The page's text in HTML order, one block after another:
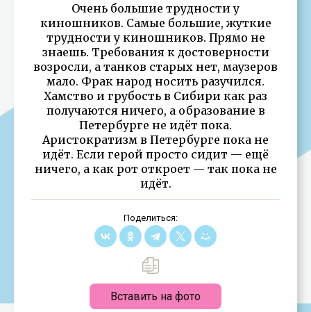
Очень большие трудности у
киношников. Самые большие, жуткие
трудности у киношников. Прямо не
знаешь. Требования к достоверности
возросли, а танков старых нет, маузеров
мало. Фрак народ носить разучился.
Хамство и грубость в Сибири как раз
получаются ничего, а образование в
Петербурге не идёт пока.
Аристократизм в Петербурге пока не
идёт. Если герой просто сидит — ещё
ничего, а как рот откроет — так пока не
идёт.
Поделиться:
Вставить на фото